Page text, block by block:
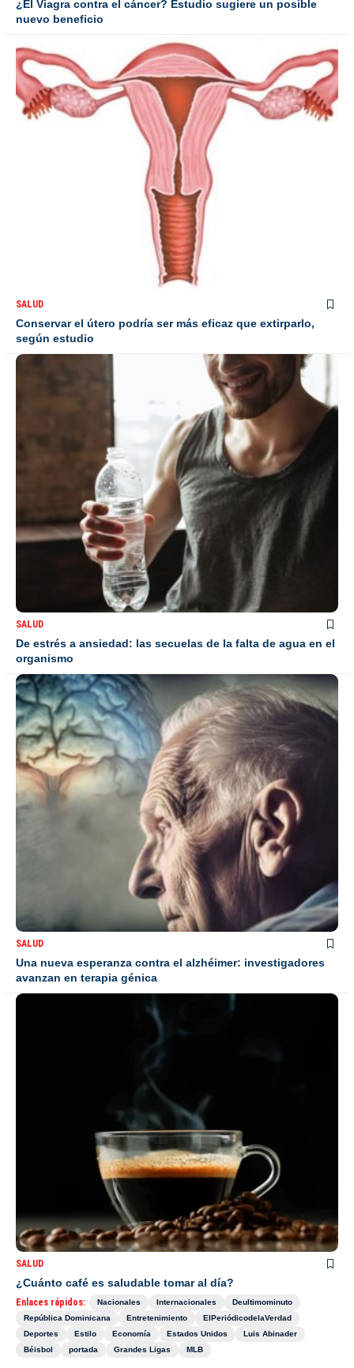
¿El Viagra contra el cáncer? Estudio sugiere un posible
nuevo beneficio
SALUD
Conservar el útero podría ser más eficaz que extirparlo,
según estudio
SALUD
De estrés a ansiedad: las secuelas de la falta de agua en el
organismo
SALUD
Una nueva esperanza contra el alzhéimer: investigadores
avanzan en terapia génica
SALUD
¿Cuánto café es saludable tomar al día?
Enlaces rápidos: Nacionales Internacionales
Deultimominuto
República Dominicana
Entretenimiento
ElPeriódicodelaVerdad
Deportes
Estilo Economía Estados Unidos
Luis Abinader
Béisbol
portada Grandes Ligas MLB